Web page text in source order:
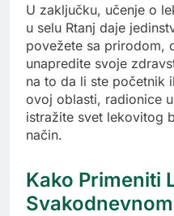
U zaključku, učenje o
u selu Rtanj daje
povežete sa prirodom,
unapredite svoje
na to da li ste početnik
ovoj oblasti, radionice
istražite svet lekovitog
način.
Kako Primeniti